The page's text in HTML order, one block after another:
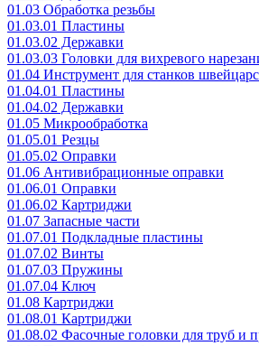
01.03 Обработка резьбы
01.03.01 Пластины
01.03.02 Державки
01.03.03 Головки для вихревого
01.04 Инструмент для станков
01.04.01 Пластины
01.04.02 Державки
01.05 Микрообработка
01.05.01 Резцы
01.05.02 Оправки
01.06 Антивибрационные оправки
01.06.01 Оправки
01.06.02 Картриджи
01.07 Запасные части
01.07.01 Подкладные пластины
01.07.02 Винты
01.07.03 Пружины
01.07.04 Ключ
01.08 Картриджи
01.08.01 Картриджи
01.08.02 Фасочные головки для труб и